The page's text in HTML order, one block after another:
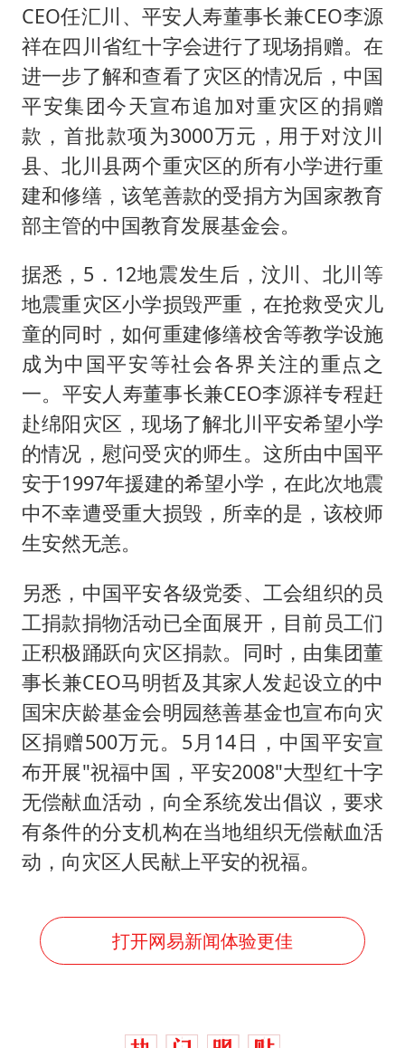
CEO任汇川、平安人寿董事长兼CEO李源
祥在四川省红十字会进行了现场捐赠。在
进一步了解和查看了灾区的情况后，中国
平安集团今天宣布追加对重灾区的捐赠
款，首批款项为3000万元，用于对汶川
县、北川县两个重灾区的所有小学进行重
建和修缮，该笔善款的受捐方为国家教育
部主管的中国教育发展基金会。
据悉，5．12地震发生后，汶川、北川等
地震重灾区小学损毁严重，在抢救受灾儿
童的同时，如何重建修缮校舍等教学设施
成为中国平安等社会各界关注的重点之
一。平安人寿董事长兼CEO李源祥专程赶
赴绵阳灾区，现场了解北川平安希望小学
的情况，慰问受灾的师生。这所由中国平
安于1997年援建的希望小学，在此次地震
中不幸遭受重大损毁，所幸的是，该校师
生安然无恙。
另悉，中国平安各级党委、工会组织的员
工捐款捐物活动已全面展开，目前员工们
正积极踊跃向灾区捐款。同时，由集团董
事长兼CEO马明哲及其家人发起设立的中
国宋庆龄基金会明园慈善基金也宣布向灾
区捐赠500万元。5月14日，中国平安宣
布开展"祝福中国，平安2008"大型红十字
无偿献血活动，向全系统发出倡议，要求
有条件的分支机构在当地组织无偿献血活
动，向灾区人民献上平安的祝福。
打开网易新闻体验更佳